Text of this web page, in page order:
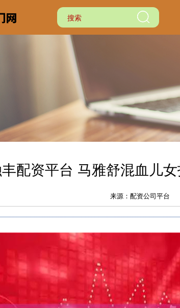
配资平台 马雅舒混血儿
来源：配资公司平台